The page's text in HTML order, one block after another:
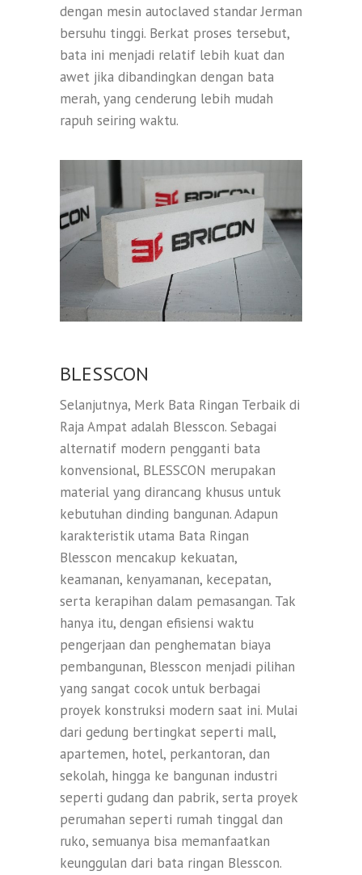
dengan mesin autoclaved standar Jerman
bersuhu tinggi. Berkat proses tersebut,
bata ini menjadi relatif lebih kuat dan
awet jika dibandingkan dengan bata
merah, yang cenderung lebih mudah
rapuh seiring waktu.
BLESSCON
Selanjutnya, Merk Bata Ringan Terbaik di
Raja Ampat adalah Blesscon. Sebagai
alternatif modern pengganti bata
konvensional, BLESSCON merupakan
material yang dirancang khusus untuk
kebutuhan dinding bangunan. Adapun
karakteristik utama Bata Ringan
Blesscon mencakup kekuatan,
keamanan, kenyamanan, kecepatan,
serta kerapihan dalam pemasangan. Tak
hanya itu, dengan efisiensi waktu
pengerjaan dan penghematan biaya
pembangunan, Blesscon menjadi pilihan
yang sangat cocok untuk berbagai
proyek konstruksi modern saat ini. Mulai
dari gedung bertingkat seperti mall,
apartemen, hotel, perkantoran, dan
sekolah, hingga ke bangunan industri
seperti gudang dan pabrik, serta proyek
perumahan seperti rumah tinggal dan
ruko, semuanya bisa memanfaatkan
keunggulan dari bata ringan Blesscon.